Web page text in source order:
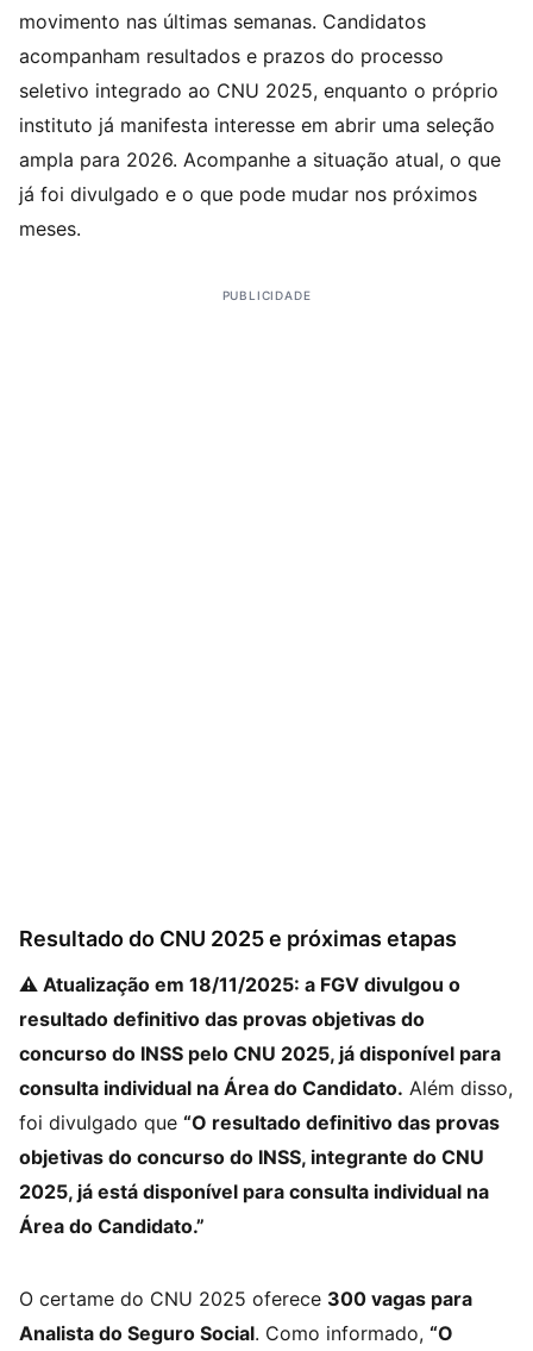
movimento nas últimas semanas. Candidatos
acompanham resultados e prazos do processo
seletivo integrado ao CNU 2025, enquanto o próprio
instituto já manifesta interesse em abrir uma seleção
ampla para 2026. Acompanhe a situação atual, o que
já foi divulgado e o que pode mudar nos próximos
meses.
PUBLICIDADE
Resultado do CNU 2025 e próximas etapas
⚠️ Atualização em 18/11/2025: a FGV divulgou o
resultado definitivo das provas objetivas do
concurso do INSS pelo CNU 2025, já disponível para
consulta individual na Área do Candidato. Além disso,
foi divulgado que “O resultado definitivo das provas
objetivas do concurso do INSS, integrante do CNU
2025, já está disponível para consulta individual na
Área do Candidato.”
O certame do CNU 2025 oferece 300 vagas para
Analista do Seguro Social. Como informado, “O